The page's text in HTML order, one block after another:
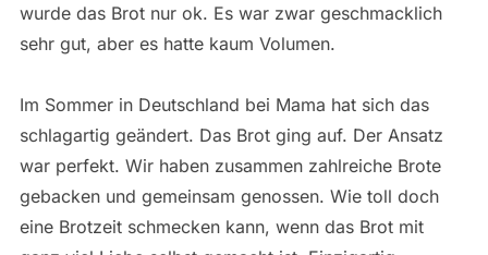
wurde das Brot nur ok. Es war zwar geschmacklich
sehr gut, aber es hatte kaum Volumen.
Im Sommer in Deutschland bei Mama hat sich das
schlagartig geändert. Das Brot ging auf. Der Ansatz
war perfekt. Wir haben zusammen zahlreiche Brote
gebacken und gemeinsam genossen. Wie toll doch
eine Brotzeit schmecken kann, wenn das Brot mit